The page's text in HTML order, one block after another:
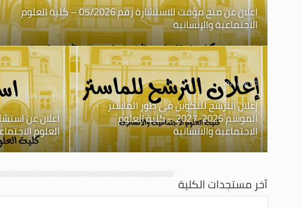
اعلان عن منح مؤقت للاستشارة رقم 05/2026 – كلية العلوم
الاجتماعية والإنسانية
8 يوليو 2026
إعلان الترشح للتكوين في طور الماستر
الموسم 2026-2027 – كلية العلوم
الاجتماعية والانسانية
8 يونيو 2026
العلوم
آخر مستجدات الكلية